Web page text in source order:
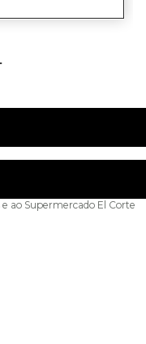
ao Supermercado El Corte